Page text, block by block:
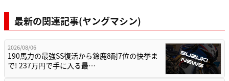
最新の関連記事(ヤングマシン)
2026/08/06
190馬力の最強SS復活から鈴鹿8耐7位の快挙ま
で! 237万円で手に入る最…